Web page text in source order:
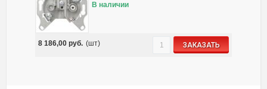
В наличии
8 186,00 руб. (шт) ЗАКАЗАТЬ